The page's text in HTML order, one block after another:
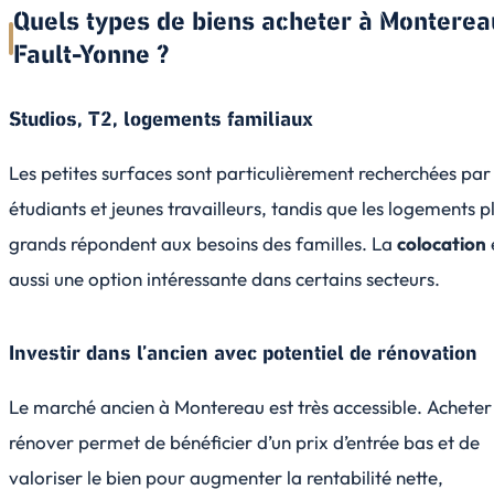
Quels types de biens acheter à
Fault-Yonne ?
Studios, T2, logements familiaux
Les petites surfaces sont particulièrement recherchées par
étudiants et jeunes travailleurs, tandis que les logements
grands répondent aux besoins des familles. La colocation
aussi une option intéressante dans certains secteurs.
Investir dans l’ancien avec potentiel de rénovation
Le marché ancien à Montereau est très accessible.
rénover permet de bénéficier d’un prix d’entrée bas et de
valoriser le bien pour augmenter la rentabilité nette,